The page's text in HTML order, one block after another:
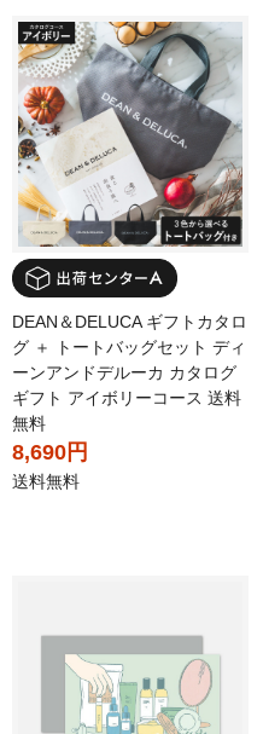
DEAN＆DELUCA ギフトカタロ
グ ＋ トートバッグセット ディ
ーンアンドデルーカ カタログ
ギフト アイボリーコース 送料
無料
8,690円
送料無料